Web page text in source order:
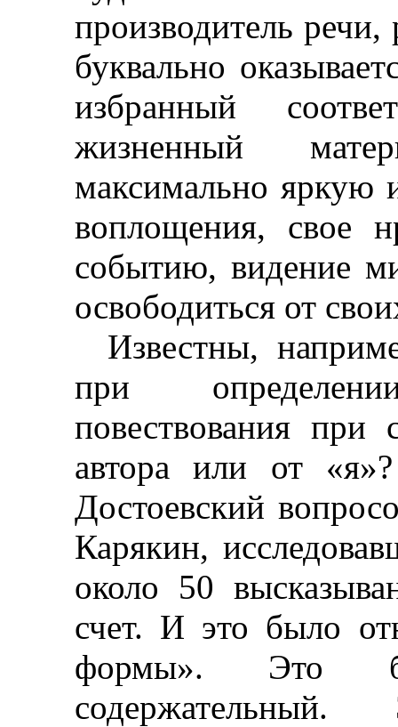
производитель речи,
буквально
избранный
жизненный
максимально яркую
воплощения, свое
событию, видение
освободиться от
Известны,
при
повествования при
автора или от
Достоевский
Карякин,
около 50
счет. И это было
формы». Это
содержательный.